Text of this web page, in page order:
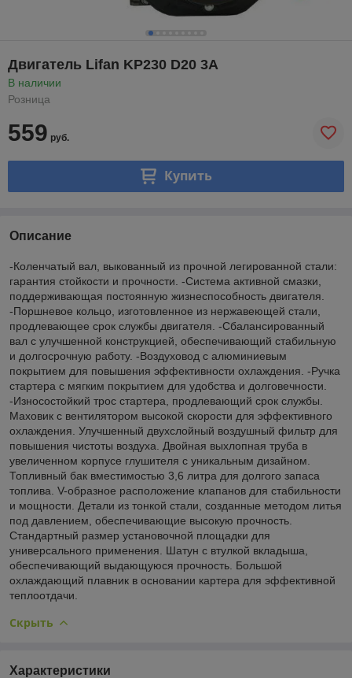
Двигатель Lifan KP230 D20 3А
В наличии
Розница
559 руб.
Купить
Описание
-Коленчатый вал, выкованный из прочной легированной стали:
гарантия стойкости и прочности. -Система активной смазки,
поддерживающая постоянную жизнеспособность двигателя.
-Поршневое кольцо, изготовленное из нержавеющей стали,
продлевающее срок службы двигателя. -Сбалансированный
вал с улучшенной конструкцией, обеспечивающий стабильную
и долгосрочную работу. -Воздуховод с алюминиевым
покрытием для повышения эффективности охлаждения. -Ручка
стартера с мягким покрытием для удобства и долговечности.
-Износостойкий трос стартера, продлевающий срок службы.
Маховик с вентилятором высокой скорости для эффективного
охлаждения. Улучшенный двухслойный воздушный фильтр для
повышения чистоты воздуха. Двойная выхлопная труба в
увеличенном корпусе глушителя с уникальным дизайном.
Топливный бак вместимостью 3,6 литра для долгого запаса
топлива. V-образное расположение клапанов для стабильности
и мощности. Детали из тонкой стали, созданные методом литья
под давлением, обеспечивающие высокую прочность.
Стандартный размер установочной площадки для
универсального применения. Шатун с втулкой вкладыша,
обеспечивающий выдающуюся прочность. Большой
охлаждающий плавник в основании картера для эффективной
теплоотдачи.
Скрыть
Характеристики